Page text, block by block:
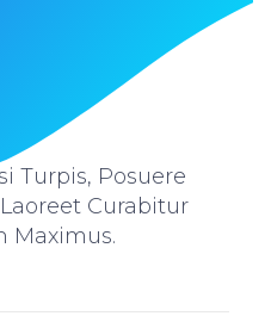
Turpis, Posuere
Curabitur
Maximus.